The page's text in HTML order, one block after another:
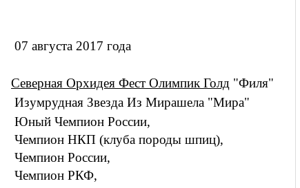
07 августа 2017 года
Северная Орхидея Фест Олимпик Голд "Филя"
Изумрудная Звезда Из Мирашела "Мира"
Юный Чемпион России,
Чемпион НКП (клуба породы шпиц),
Чемпион России,
Чемпион РКФ,